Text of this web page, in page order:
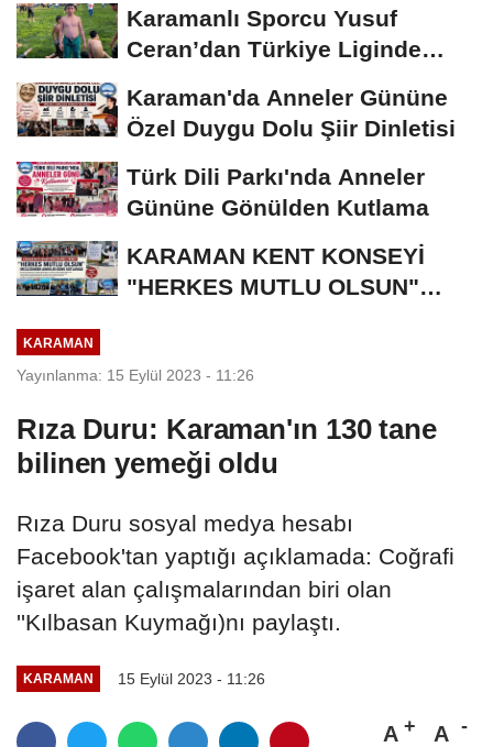
Karamanlı Sporcu Yusuf
Ceran’dan Türkiye Liginde
Karaman'da Anneler Gününe
Özel Duygu Dolu Şiir Dinletisi
Türk Dili Parkı'nda Anneler
Gününe Gönülden Kutlama
KARAMAN KENT KONSEYİ
"HERKES MUTLU OLSUN"
KARAMAN
Yayınlanma: 15 Eylül 2023 - 11:26
Rıza Duru: Karaman'ın 130 tane
bilinen yemeği oldu
Rıza Duru sosyal medya hesabı
Facebook'tan yaptığı açıklamada: Coğrafi
işaret alan çalışmalarından biri olan
''Kılbasan Kuymağı)nı paylaştı.
KARAMAN 15 Eylül 2023 - 11:26
A A